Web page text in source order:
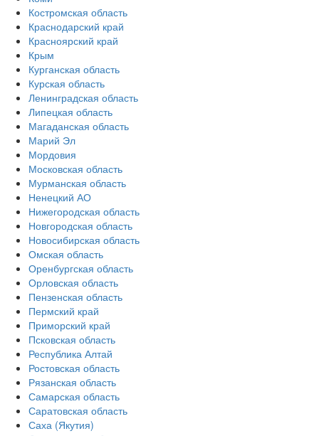
Костромская область
Краснодарский край
Красноярский край
Крым
Курганская область
Курская область
Ленинградская область
Липецкая область
Магаданская область
Марий Эл
Мордовия
Московская область
Мурманская область
Ненецкий АО
Нижегородская область
Новгородская область
Новосибирская область
Омская область
Оренбургская область
Орловская область
Пензенская область
Пермский край
Приморский край
Псковская область
Республика Алтай
Ростовская область
Рязанская область
Самарская область
Саратовская область
Саха (Якутия)